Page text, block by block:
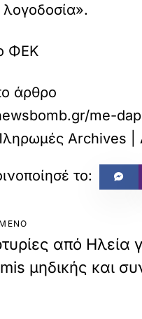
λογοδοσία».
ΦΕΚ
άρθρο
me-
Archives |
από Ηλεία
μηδικής και